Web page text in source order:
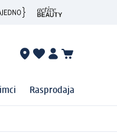
Rasprodaja